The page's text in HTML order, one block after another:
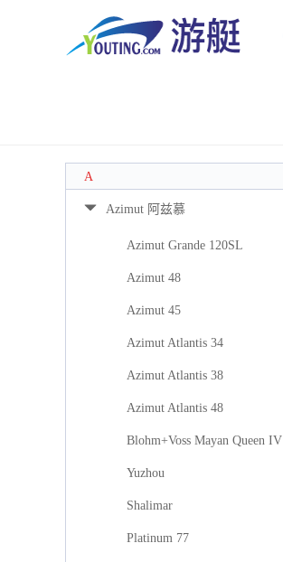
A
Azimut 阿兹慕
Azimut Grande 120SL
Azimut 48
Azimut 45
Azimut Atlantis 34
Azimut Atlantis 38
Azimut Atlantis 48
Blohm+Voss Mayan Queen IV
Yuzhou
Shalimar
Platinum 77